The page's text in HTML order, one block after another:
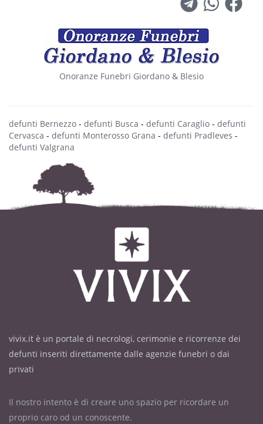
Onoranze Funebri Giordano & Blesio
defunti Bernezzo - defunti Busca - defunti Caraglio - defunti
Cervasca - defunti Monterosso Grana - defunti Pradleves -
defunti Valgrana
vivix.it è un portale di necrologi, cerimonie e ricorrenze dei
defunti inseriti direttamente dalle agenzie funebri o dai
privati
Il nostro intento è di creare uno spazio per ricordare un
proprio caro od un conoscente.